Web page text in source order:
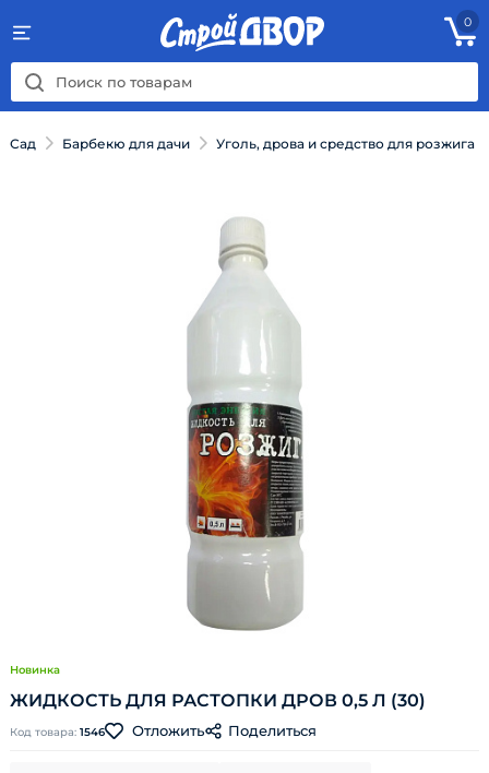
0
Сад Барбекю для дачи Уголь, дрова и средство для розжига
Новинка
ЖИДКОСТЬ ДЛЯ РАСТОПКИ ДРОВ 0,5 Л (30)
Код товара: 1546 Отложить Поделиться